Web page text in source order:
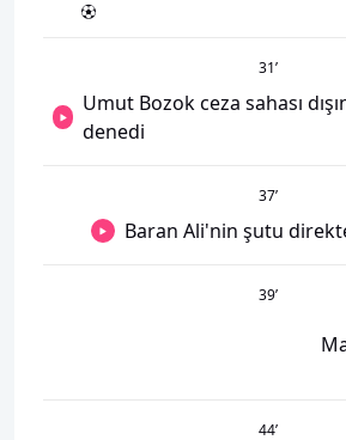
31’
Umut Bozok ceza sahası
denedi
37’
Baran Ali'nin şutu
39’
44’